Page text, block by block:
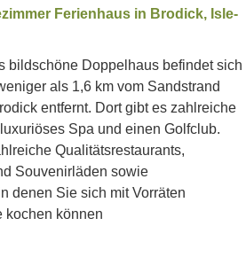
Ferienhaus in Brodick, Isle-
bildschöne Doppelhaus befindet sich
als 1,6 km vom Sandstrand
entfernt. Dort gibt es zahlreiche
Spa und einen Golfclub.
Qualitätsrestaurants,
Souvenirläden sowie
denen Sie sich mit Vorräten
kochen können